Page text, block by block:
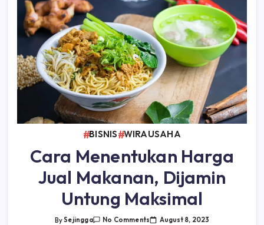
BISNIS WIRAUSAHA
Cara Menentukan Harga
Jual Makanan, Dijamin
Untung Maksimal
BySejingga No CommentsOn August 8, 2023